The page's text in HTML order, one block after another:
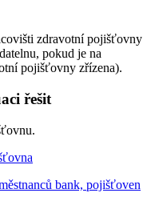
zdravotní pojišťovny
pokud je na
pojišťovny zřízena).
řešit
bank, pojišťoven